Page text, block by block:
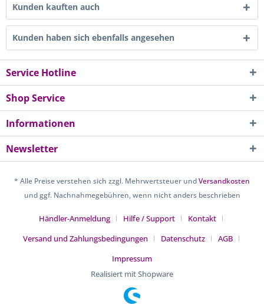
Kunden kauften auch
Kunden haben sich ebenfalls angesehen
Service Hotline
Shop Service
Informationen
Newsletter
* Alle Preise verstehen sich zzgl. Mehrwertsteuer undVersandkosten
und ggf. Nachnahmegebühren, wenn nicht anders beschrieben
Händler-Anmeldung Hilfe / Support
Kontakt
Versand und Zahlungsbedingungen
Datenschutz
AGB
Impressum
Realisiert mit Shopware